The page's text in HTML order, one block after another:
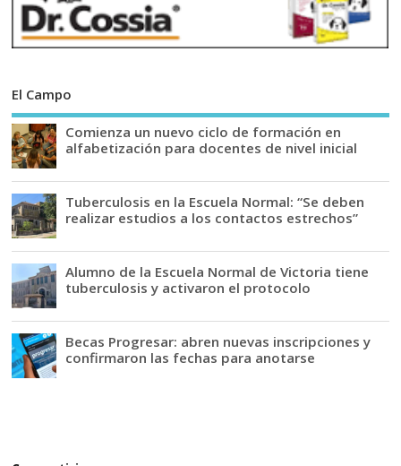
El Campo
Comienza un nuevo ciclo de formación en
alfabetización para docentes de nivel inicial
Tuberculosis en la Escuela Normal: “Se deben
realizar estudios a los contactos estrechos”
Alumno de la Escuela Normal de Victoria tiene
tuberculosis y activaron el protocolo
Becas Progresar: abren nuevas inscripciones y
confirmaron las fechas para anotarse